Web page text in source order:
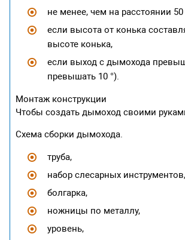
не менее, чем на расстоянии
если высота от конька
высоте конька,
если выход с дымохода
превышать 10 °).
Монтаж конструкции
Чтобы создать дымоход своими
Схема сборки дымохода.
труба,
набор слесарных инструментов,
болгарка,
ножницы по металлу,
уровень,